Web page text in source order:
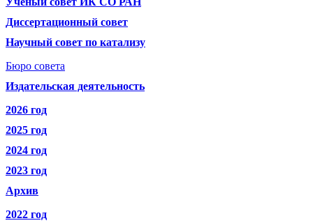
Диссертационный совет
Научный совет по катализу
Бюро совета
Издательская деятельность
2026 год
2025 год
2024 год
2023 год
Архив
2022 год